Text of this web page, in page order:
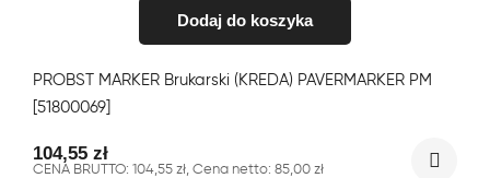
Dodaj do koszyka
PROBST MARKER Brukarski (KREDA) PAVERMARKER PM
[51800069]
104,55 zł
CENA BRUTTO: 104,55 zł, Cena netto: 85,00 zł